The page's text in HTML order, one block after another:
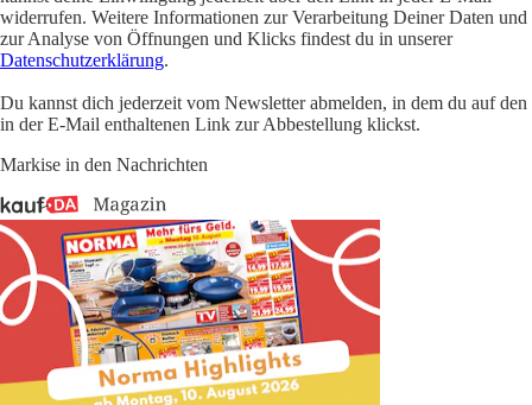
widerrufen. Weitere Informationen zur Verarbeitung Deiner Daten und
zur Analyse von Öffnungen und Klicks findest du in unserer
Datenschutzerklärung.
Du kannst dich jederzeit vom Newsletter abmelden, in dem du auf den
in der E-Mail enthaltenen Link zur Abbestellung klickst.
Markise in den Nachrichten